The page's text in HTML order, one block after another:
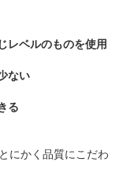
レベルのものを使用
ない
る
にかく品質にこだわ